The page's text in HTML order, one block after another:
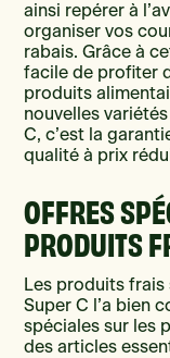
ainsi repérer à
organiser vos
rabais. Grâce à
facile de profiter
produits
nouvelles
C, c’est la
qualité à prix
OFFRES
PRODUITS
Les produits
Super C l’a bien
spéciales sur les
des articles